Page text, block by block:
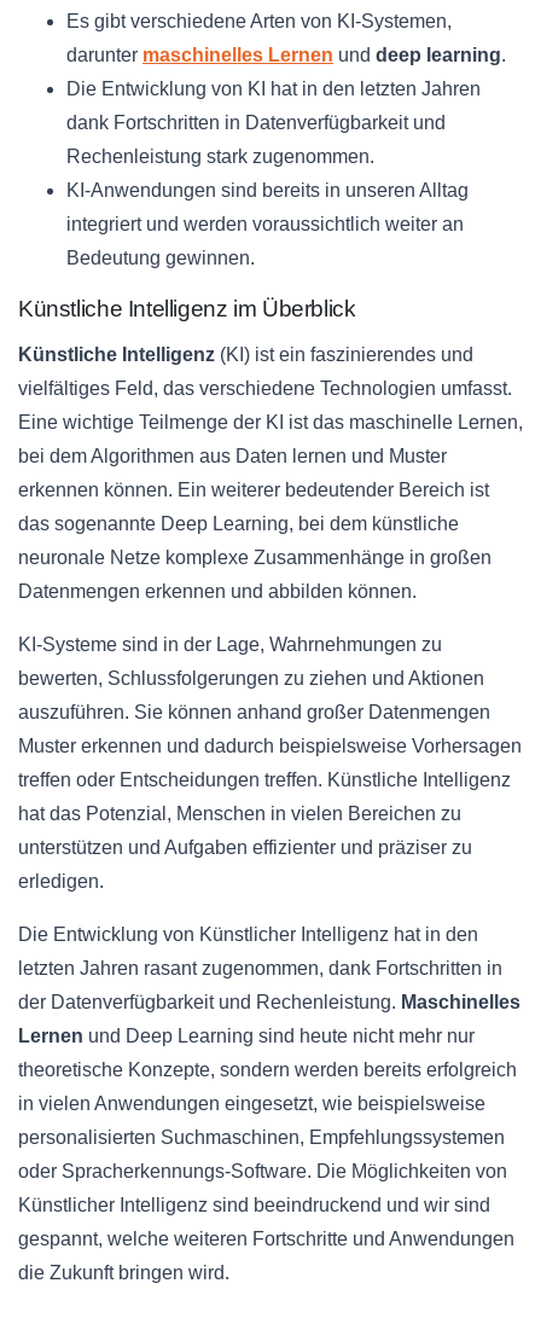
Es gibt verschiedene Arten von KI-Systemen,
darunter maschinelles Lernen und deep learning.
Die Entwicklung von KI hat in den letzten Jahren
dank Fortschritten in Datenverfügbarkeit und
Rechenleistung stark zugenommen.
KI-Anwendungen sind bereits in unseren Alltag
integriert und werden voraussichtlich weiter an
Bedeutung gewinnen.
Künstliche Intelligenz im Überblick
Künstliche Intelligenz (KI) ist ein faszinierendes und
vielfältiges Feld, das verschiedene Technologien umfasst.
Eine wichtige Teilmenge der KI ist das maschinelle Lernen,
bei dem Algorithmen aus Daten lernen und Muster
erkennen können. Ein weiterer bedeutender Bereich ist
das sogenannte Deep Learning, bei dem künstliche
neuronale Netze komplexe Zusammenhänge in großen
Datenmengen erkennen und abbilden können.
KI-Systeme sind in der Lage, Wahrnehmungen zu
bewerten, Schlussfolgerungen zu ziehen und Aktionen
auszuführen. Sie können anhand großer Datenmengen
Muster erkennen und dadurch beispielsweise Vorhersagen
treffen oder Entscheidungen treffen. Künstliche Intelligenz
hat das Potenzial, Menschen in vielen Bereichen zu
unterstützen und Aufgaben effizienter und präziser zu
erledigen.
Die Entwicklung von Künstlicher Intelligenz hat in den
letzten Jahren rasant zugenommen, dank Fortschritten in
der Datenverfügbarkeit und Rechenleistung. Maschinelles
Lernen und Deep Learning sind heute nicht mehr nur
theoretische Konzepte, sondern werden bereits erfolgreich
in vielen Anwendungen eingesetzt, wie beispielsweise
personalisierten Suchmaschinen, Empfehlungssystemen
oder Spracherkennungs-Software. Die Möglichkeiten von
Künstlicher Intelligenz sind beeindruckend und wir sind
gespannt, welche weiteren Fortschritte und Anwendungen
die Zukunft bringen wird.